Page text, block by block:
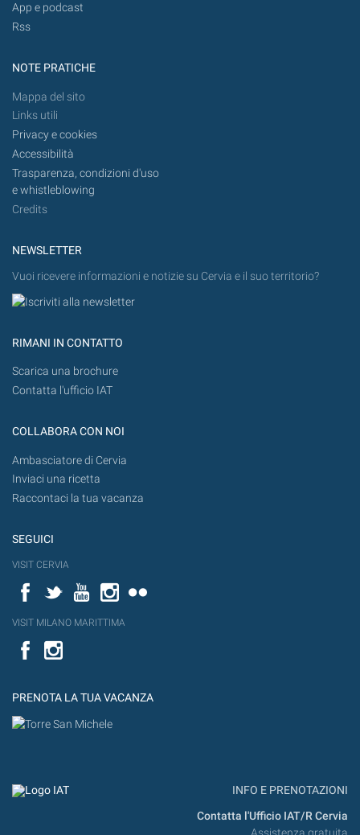
App e podcast
Rss
NOTE PRATICHE
Mappa del sito
Links utili
Privacy e cookies
Accessibilità
Trasparenza, condizioni d'uso
e whistleblowing
Credits
NEWSLETTER
Vuoi ricevere informazioni e notizie su Cervia e il suo territorio?
RIMANI IN CONTATTO
Scarica una brochure
Contatta l'ufficio IAT
COLLABORA CON NOI
Ambasciatore di Cervia
Inviaci una ricetta
Raccontaci la tua vacanza
SEGUICI
VISIT CERVIA
FacebookTwitterYouTubeInstagram
VISIT MILANO MARITTIMA
Facebook
PRENOTA LA TUA VACANZA
INFO E PRENOTAZIONI
Contatta l'Ufficio IAT/R Cervia